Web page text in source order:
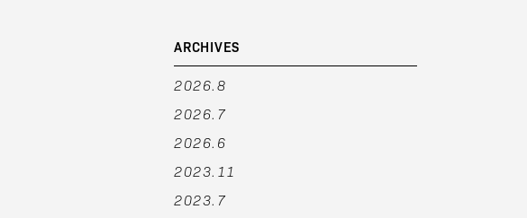
ARCHIVES
2026.8
2026.7
2026.6
2023.11
2023.7